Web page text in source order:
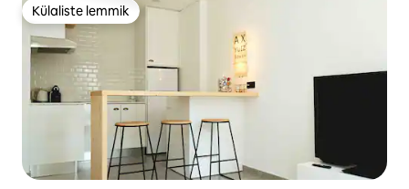
Külaliste lemmik
Külaliste lemmik